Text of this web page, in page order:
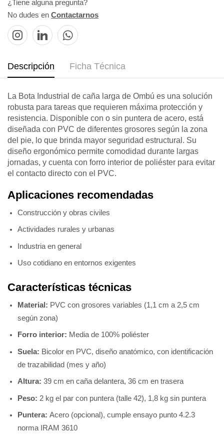
¿Tiene alguna pregunta?
No dudes en Contactarnos
Descripción Ficha Técnica
La Bota Industrial de caña larga de Ombú es una solución
robusta para tareas que requieren máxima protección y
resistencia. Disponible con o sin puntera de acero, está
diseñada con PVC de diferentes grosores según la zona
del pie, lo que brinda mayor seguridad estructural. Su
diseño ergonómico permite comodidad durante largas
jornadas, y cuenta con forro interior de poliéster para evitar
el contacto directo con el PVC.
Aplicaciones recomendadas
Construcción y obras civiles
Actividades rurales y urbanas
Industria en general
Uso cotidiano en entornos exigentes
Características técnicas
Material: PVC con grosores variables (1,1 cm a 2,5 cm
según zona)
Forro interior: Media de 100% poliéster
Suela: Bicolor en PVC, diseño anatómico, con identificación
de trazabilidad (mes y año)
Altura: 39 cm en caña delantera, 36 cm en trasera
Peso: 2 kg el par con puntera (talle 42), 1,8 kg sin puntera
Puntera: Acero (opcional), cumple ensayo punto 4.2.3
norma IRAM 3610